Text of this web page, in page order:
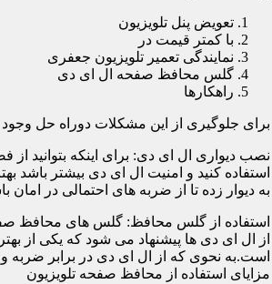
تعویض پنل تلویزیون
با کمتر قیمت در
نمایندگی تعمیر تلویزیون جعفری
گلس محافظ صفحه ال ای دی
راهکارها
برای جلوگیری از این مشکلات دوراه حل وجود
نصب دیواری ال ای دی: برای اینکه بتوانید از
استفاده کنید و امنیت ال ای دی بیشتر باشد
به دیوار زده تا از ضربه های احتمالی در امان
استفاده از گلس محافظ: گلس های محافظ
از ال ای دی ها پیشنهاد می شود که یکی از
است.به نحوی که از ال ای دی در برابر
مزایای استفاده از محافظ صفحه تلویزیون